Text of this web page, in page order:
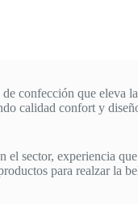
de confección que eleva
calidad confort y
el sector, experiencia
para realzar la